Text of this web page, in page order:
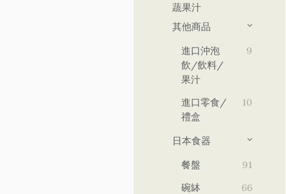
蔬果汁
其他商品
進口沖泡
飲/飲料/
果汁
9
進口零食/
禮盒
10
日本食器
餐盤
91
碗缽
66